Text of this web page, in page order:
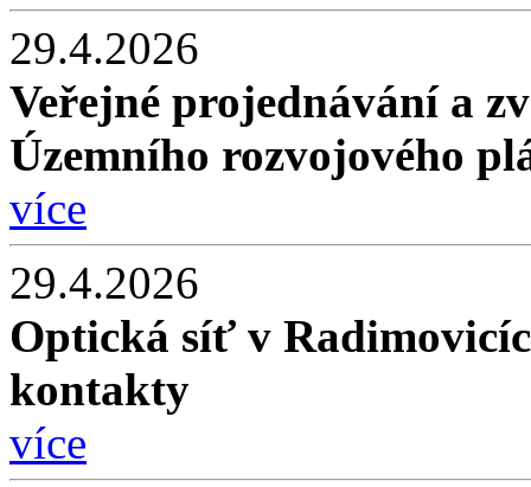
29.4.2026
Veřejné projednávání a
Územního rozvojového
více
29.4.2026
Optická síť v
kontakty
více